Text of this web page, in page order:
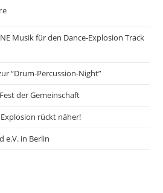
Musik für den Dance-Explosion Track
“Drum-Percussion-Night”
der Gemeinschaft
Explosion rückt näher!
e.V. in Berlin